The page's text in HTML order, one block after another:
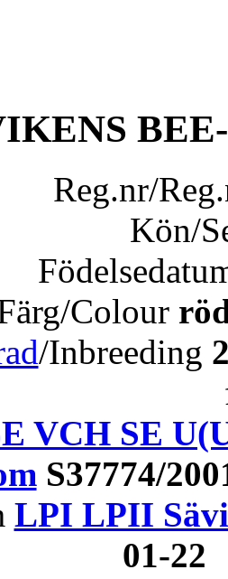
Reg.nr/
Kön/
Colour
/Inbreeding
VCH SE
S37774/
LPI LPII
01-